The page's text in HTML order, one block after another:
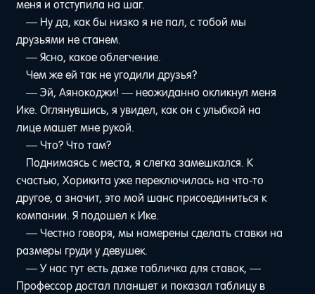
меня и отступила на шаг.
— Ну да, как бы низко я не пал, с тобой мы
друзьями не станем.
— Ясно, какое облегчение.
Чем же ей так не угодили друзья?
— Эй, Аянокоджи! — неожиданно окликнул меня
Ике. Оглянувшись, я увидел, как он с улыбкой на
лице машет мне рукой.
— Что? Что там?
Поднимаясь с места, я слегка замешкался. К
счастью, Хорикита уже переключилась на что-то
другое, а значит, это мой шанс присоединиться к
компании. Я подошел к Ике.
— Честно говоря, мы намерены сделать ставки на
размеры груди у девушек.
— У нас тут есть даже табличка для ставок, —
Профессор достал планшет и показал таблицу в